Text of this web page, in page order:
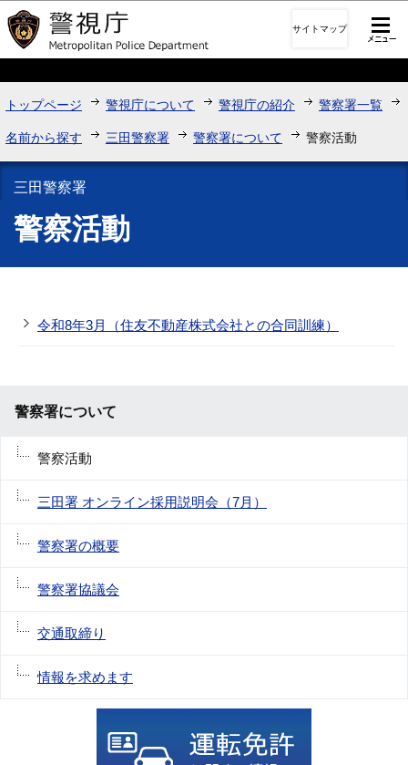
このページの本文へ移動
サイトマップ
トップページ 警視庁について 警視庁の紹介 警察署一覧
名前から探す 三田警察署 警察署について 警察活動
三田警察署
警察活動
令和8年3月（住友不動産株式会社との合同訓練）
警察署について
警察活動
三田署 オンライン採用説明会（7月）
警察署の概要
警察署協議会
交通取締り
情報を求めます